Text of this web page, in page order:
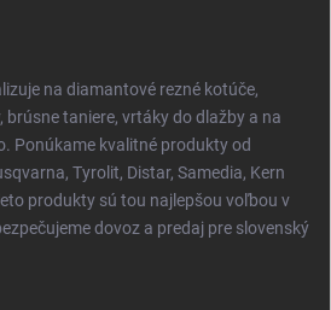
na diamantové rezné kotúče,
taniere, vrtáky do dlažby a na
Ponúkame kvalitné produkty od
Tyrolit, Distar, Samedia, Kern
produkty sú tou najlepšou voľbou v
dovoz a predaj pre slovenský